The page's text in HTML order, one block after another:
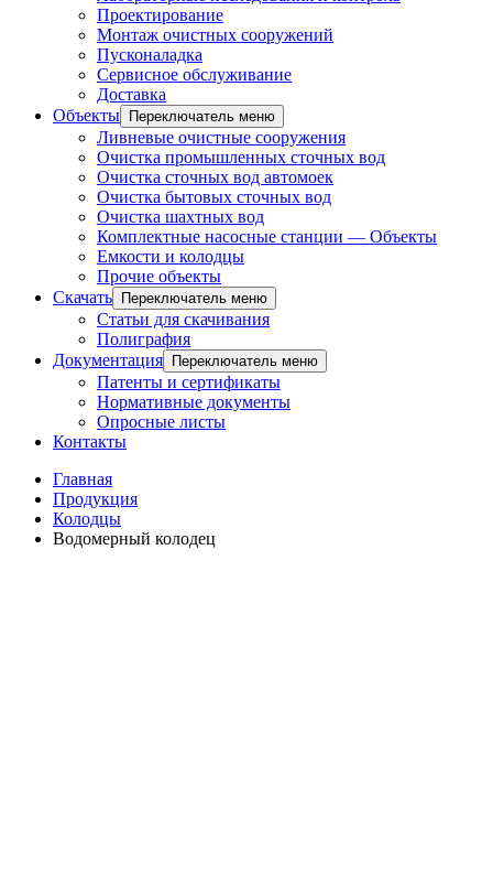
Проектирование
Монтаж очистных сооружений
Пусконаладка
Сервисное обслуживание
Доставка
Объекты
Переключатель меню
Ливневые очистные сооружения
Очистка промышленных сточных вод
Очистка сточных вод автомоек
Очистка бытовых сточных вод
Очистка шахтных вод
Комплектные насосные станции — Объекты
Емкости и колодцы
Прочие объекты
Скачать
Переключатель меню
Статьи для скачивания
Полиграфия
Документация
Переключатель меню
Патенты и сертификаты
Нормативные документы
Опросные листы
Контакты
Главная
Продукция
Колодцы
Водомерный колодец